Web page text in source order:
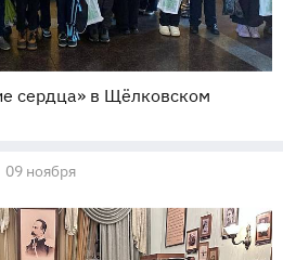
сердца» в Щёлковском
09 ноября